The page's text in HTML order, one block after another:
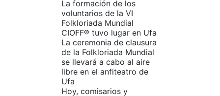
La formación de los
voluntarios de la VI
Folkloriada Mundial
CIOFF® tuvo lugar en Ufa
La ceremonia de clausura
de la Folkloriada Mundial
se llevará a cabo al aire
libre en el anfiteatro de
Ufa
Hoy, comisarios y